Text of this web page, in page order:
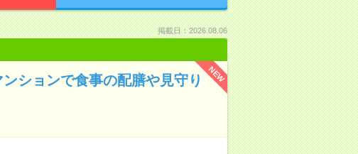
掲載日：2026.08.06
NEW
ションで食事の配膳や見守り